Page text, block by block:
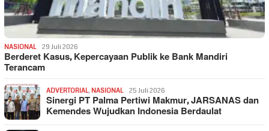
NASIONAL 29 Juli 2026
Berderet Kasus, Kepercayaan Publik ke Bank Mandiri
Terancam
ADVERTORIAL, NASIONAL 25 Juli 2026
Sinergi PT Palma Pertiwi Makmur, JARSANAS dan
Kemendes Wujudkan Indonesia Berdaulat